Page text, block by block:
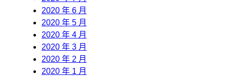
2020 年 6 月
2020 年 5 月
2020 年 4 月
2020 年 3 月
2020 年 2 月
2020 年 1 月